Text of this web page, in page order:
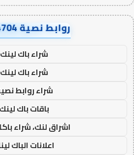
روابط نصية AA14704
شراء باك لينك
شراء باك لينك
شراء روابط
باقات باك لينك
اشراق لنك، شراء
اعلانات الباك